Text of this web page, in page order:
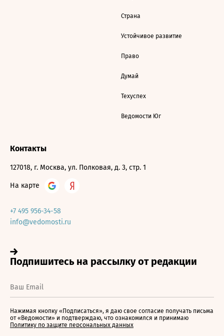
Страна
Устойчивое развитие
Право
Думай
Техуспех
Ведомости Юг
Контакты
127018, г. Москва, ул. Полковая, д. 3, стр. 1
На карте
+7 495 956-34-58
info@vedomosti.ru
Нажимая кнопку «Подписаться», я даю свое согласие получать письма
от «Ведомости» и подтверждаю, что ознакомился и принимаю
Политику по защите персональных данных